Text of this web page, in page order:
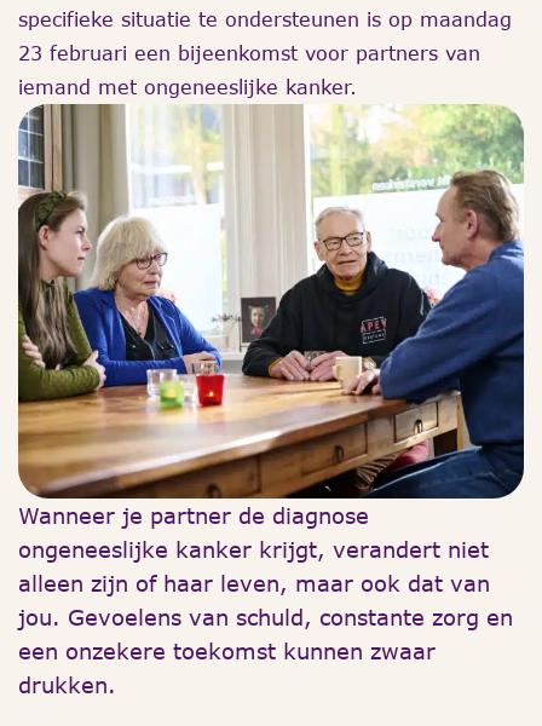
specifieke situatie te ondersteunen is op maandag
23 februari een bijeenkomst voor partners van
iemand met ongeneeslijke kanker.
Wanneer je partner de diagnose
ongeneeslijke kanker krijgt, verandert niet
alleen zijn of haar leven, maar ook dat van
jou. Gevoelens van schuld, constante zorg en
een onzekere toekomst kunnen zwaar
drukken.